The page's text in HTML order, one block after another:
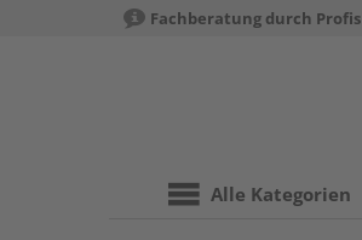
Fachberatung durch Profis
Alle Kategorien